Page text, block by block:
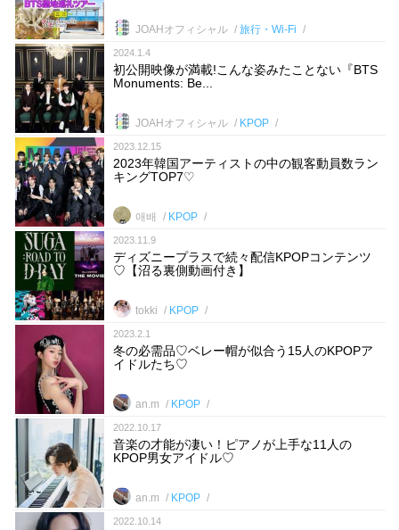
JOAHオフィシャル 旅行・Wi-Fi
2024.1.4
初公開映像が満載!こんな姿みたことない『BTS
Monuments: Be...
JOAHオフィシャル KPOP
2023.12.15
2023年韓国アーティストの中の観客動員数ラン
キングTOP7♡
애배 KPOP
2023.11.9
ディズニープラスで続々配信KPOPコンテンツ
♡【沼る裏側動画付き】
tokki KPOP
2023.2.1
冬の必需品♡ベレー帽が似合う15人のKPOPア
イドルたち♡
an.m KPOP
2022.10.17
音楽の才能が凄い！ピアノが上手な11人の
KPOP男女アイドル♡
an.m KPOP
2022.10.14